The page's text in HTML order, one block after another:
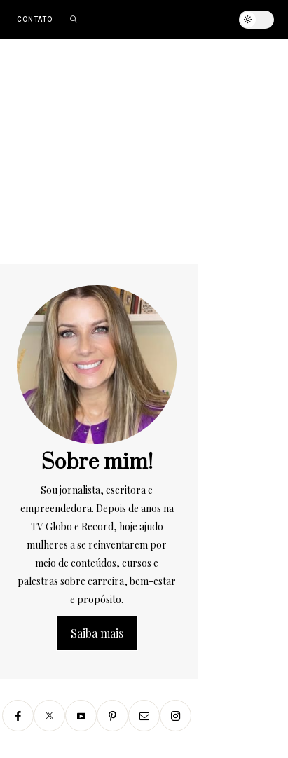
CONTATO
Sobre mim!
Sou jornalista, escritora e
empreendedora. Depois de anos na
TV Globo e Record, hoje ajudo
mulheres a se reinventarem por
meio de conteúdos, cursos e
palestras sobre carreira, bem-estar
e propósito.
Saiba mais